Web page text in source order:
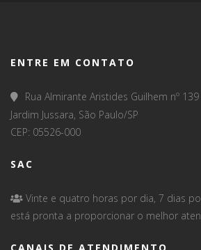
ENTRE EM CONTATO
Rua Almirante Aristides Guilhem nº 139
Jardim Jussara, São Paulo/SP
CEP: 05526-000
SAC
Vinte e quatro horas por dia, 7 dias
está pronta a proporcionar o melhor